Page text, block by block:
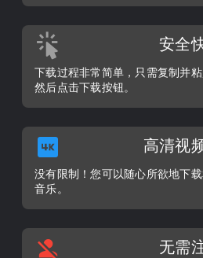
安全
下载过程非常简单，只需复制并粘
然后点击下载按钮。
高清视
没有限制！您可以随心所欲地下
音乐。
无需